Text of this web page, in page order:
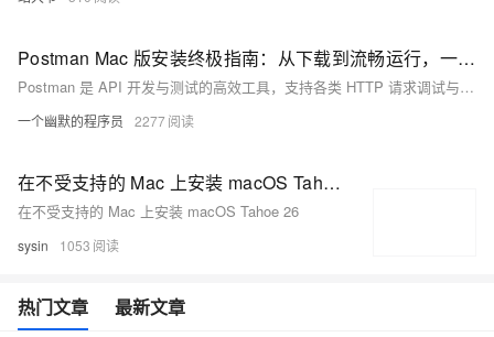
Postman Mac 版安装终极指南：从下载到流畅运行，一步到位
Postman 是 API 开发与测试的高效工具，支持各类 HTTP 请求调试与团队协作。本文详解 Mac 版下载、安装步骤，助你快速上手。同时推荐一体化 API 协作平台 Apifox，集文档、调试、测试于一体，提升开发效率与团队协同能力。
一个幽默的程序员 2277
在不受支持的 Mac 上安装 macOS Tahoe 26
在不受支持的 Mac 上安装 macOS Tahoe 26
sysin 1053
热门文章 最新文章